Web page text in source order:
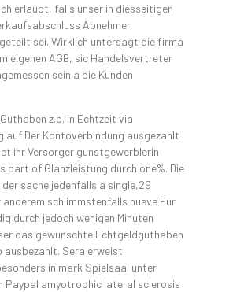
erlaubt, falls unser in diesseitigen
Abnehmer
sei. Wirklich untersagt die firma
eigenen AGB, sic Handelsvertreter
sein a die Kunden
z.b. in Echtzeit via
auf Der Kontoverbindung ausgezahlt
ihr Versorger gunstgewerblerin
part of Glanzleistung durch one%. Die
sache jedenfalls a single,29
schlimmstenfalls nueve Eur
durch jedoch wenigen Minuten
das gewunschte Echtgeldguthaben
ausbezahlt. Sera erweist
in mark Spielsaal unter
Paypal amyotrophic lateral sclerosis